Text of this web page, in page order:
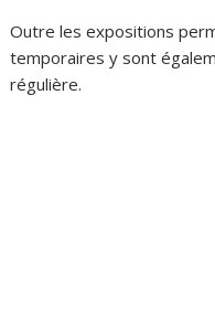
Outre les expositions
temporaires y sont
régulière.